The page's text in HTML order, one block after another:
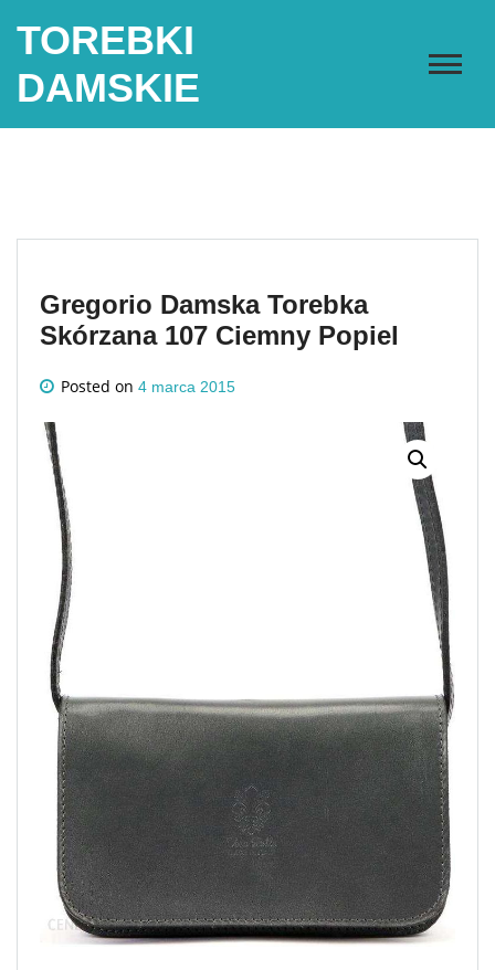
TOREBKI
DAMSKIE
Gregorio Damska Torebka
Skórzana 107 Ciemny Popiel
Posted on 4 marca 2015